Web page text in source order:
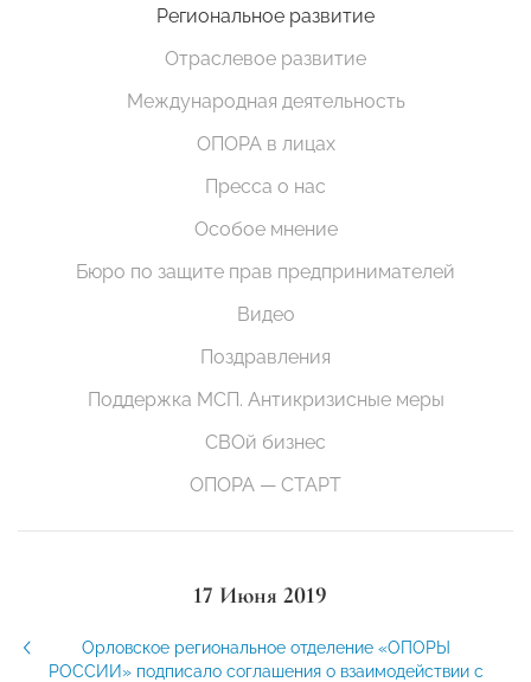
Региональное развитие
Отраслевое развитие
Международная деятельность
ОПОРА в лицах
Пресса о нас
Особое мнение
Бюро по защите прав предпринимателей
Видео
Поздравления
Поддержка МСП. Антикризисные меры
СВОй бизнес
ОПОРА — СТАРТ
17 Июня 2019
Орловское региональное отделение «ОПОРЫ
РОССИИ» подписало соглашения о взаимодействии с